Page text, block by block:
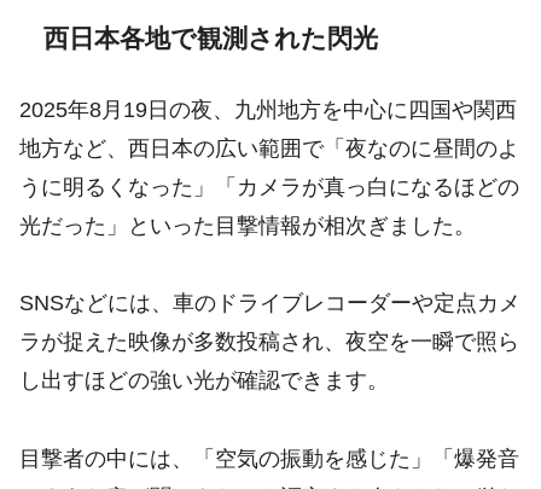
西日本各地で観測された閃光
2025年8月19日の夜、九州地方を中心に四国や関西
地方など、西日本の広い範囲で「夜なのに昼間のよ
うに明るくなった」「カメラが真っ白になるほどの
光だった」といった目撃情報が相次ぎました。
SNSなどには、車のドライブレコーダーや定点カメ
ラが捉えた映像が多数投稿され、夜空を一瞬で照ら
し出すほどの強い光が確認できます。
目撃者の中には、「空気の振動を感じた」「爆発音